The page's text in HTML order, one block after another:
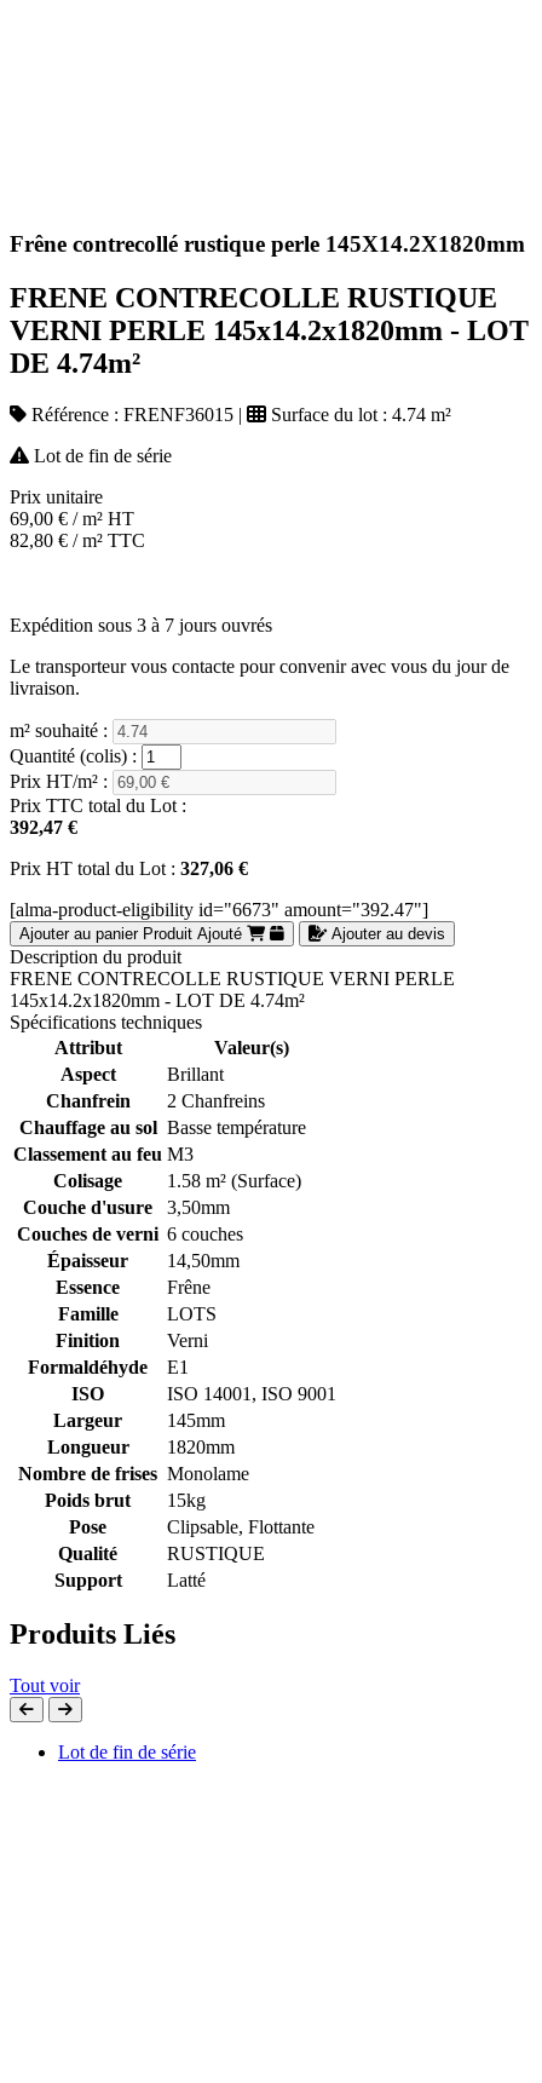
Frêne contrecollé rustique perle 145X14.2X1820mm
FRENE CONTRECOLLE RUSTIQUE
VERNI PERLE 145x14.2x1820mm - LOT
DE 4.74m²
Référence : FRENF36015 | Surface du lot : 4.74 m²
Lot de fin de série
Prix unitaire
69,00 € / m² HT
82,80 € / m² TTC
Expédition sous 3 à 7 jours ouvrés
Le transporteur vous contacte pour convenir avec vous du jour de
livraison.
m² souhaité :
Quantité (colis) :
Prix HT/m² :
Prix TTC total du Lot :
392,47 €
Prix HT total du Lot : 327,06 €
[alma-product-eligibility id="6673" amount="392.47"]
Ajouter au panier Produit Ajouté Ajouter au devis
Description du produit
FRENE CONTRECOLLE RUSTIQUE VERNI PERLE
145x14.2x1820mm - LOT DE 4.74m²
Spécifications techniques
Attribut
Valeur(s)
Aspect
Brillant
Chanfrein
2 Chanfreins
Chauffage au sol Basse température
Classement au feu M3
Colisage
1.58 m² (Surface)
Couche d'usure
3,50mm
Couches de verni 6 couches
Épaisseur
14,50mm
Essence
Frêne
Famille
LOTS
Finition
Verni
Formaldéhyde
E1
ISO
ISO 14001, ISO 9001
Largeur
145mm
Longueur
1820mm
Nombre de frises Monolame
Poids brut
15kg
Pose
Clipsable, Flottante
Qualité
RUSTIQUE
Support
Latté
Produits Liés
Tout voir
Lot de fin de série